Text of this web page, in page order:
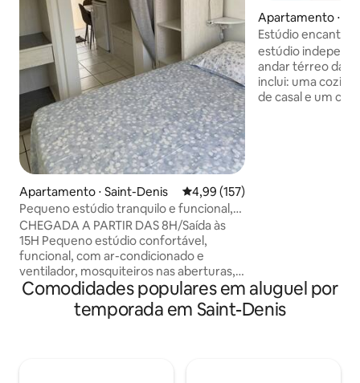
Apartamento ⋅ Saint-Denis 4,99 de uma avaliação média de
4,99 (157)
Pequeno estúdio tranquilo e funcional,
centro de ST Denis
CHEGADA A PARTIR DAS 8H/Saída às
15H Pequeno estúdio confortável,
funcional, com ar-condicionado e
ventilador, mosquiteiros nas aberturas,
perto do centro, perto do Jardin de
l'État, para 2 pessoas, para não
fumantes. Ônibus, traslado para o
Apartamento ⋅
Estúdio
estúdio
andar térreo da
inclui: uma
de casal e um
Comodidades populares em aluguel por
temporada em Saint-Denis